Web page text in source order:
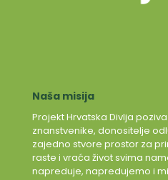
Naša misija
Projekt Hrvatska Divlja
znanstvenike, donositelje
zajedno stvore prostor za
raste i vraća život svima
napreduje, napredujemo i